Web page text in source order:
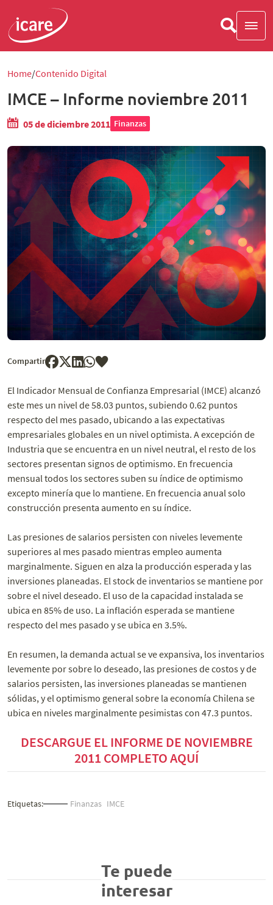
Home Contenido Digital
IMCE – Informe noviembre 2011
05 de diciembre 2011 Finanzas
Compartir
El Indicador Mensual de Confianza Empresarial (IMCE) alcanzó
este mes un nivel de 58.03 puntos, subiendo 0.62 puntos
respecto del mes pasado, ubicando a las expectativas
empresariales globales en un nivel optimista. A excepción de
Industria que se encuentra en un nivel neutral, el resto de los
sectores presentan signos de optimismo. En frecuencia
mensual todos los sectores suben su índice de optimismo
excepto minería que lo mantiene. En frecuencia anual solo
construcción presenta aumento en su índice.
Las presiones de salarios persisten con niveles levemente
superiores al mes pasado mientras empleo aumenta
marginalmente. Siguen en alza la producción esperada y las
inversiones planeadas. El stock de inventarios se mantiene por
sobre el nivel deseado. El uso de la capacidad instalada se
ubica en 85% de uso. La inflación esperada se mantiene
respecto del mes pasado y se ubica en 3.5%.
En resumen, la demanda actual se ve expansiva, los inventarios
levemente por sobre lo deseado, las presiones de costos y de
salarios persisten, las inversiones planeadas se mantienen
sólidas, y el optimismo general sobre la economía Chilena se
ubica en niveles marginalmente pesimistas con 47.3 puntos.
DESCARGUE EL INFORME DE NOVIEMBRE
2011 COMPLETO AQUÍ
Etiquetas: Finanzas IMCE
Te puede
interesar